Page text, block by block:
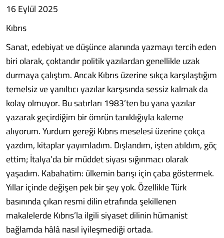
16 Eylül 2025
Kıbrıs
Sanat, edebiyat ve düşünce alanında yazmayı tercih eden
biri olarak, çoktandır politik yazılardan genellikle uzak
durmaya çalıştım. Ancak Kıbrıs üzerine sıkça karşılaştığım
temelsiz ve yanıltıcı yazılar karşısında sessiz kalmak da
kolay olmuyor. Bu satırları 1983’ten bu yana yazılar
yazarak geçirdiğim bir ömrün tanıklığıyla kaleme
alıyorum. Yurdum gereği Kıbrıs meselesi üzerine çokça
yazdım, kitaplar yayımladım. Dışlandım, işten atıldım, göç
ettim; İtalya’da bir müddet siyası sığınmacı olarak
yaşadım. Kabahatim: ülkemin barışı için çaba göstermek.
Yıllar içinde değişen pek bir şey yok. Özellikle Türk
basınında çıkan resmi dilin etrafında şekillenen
makalelerde Kıbrıs’la ilgili siyaset dilinin hümanist
bağlamda hâlâ nasıl iyileşmediği ortada.